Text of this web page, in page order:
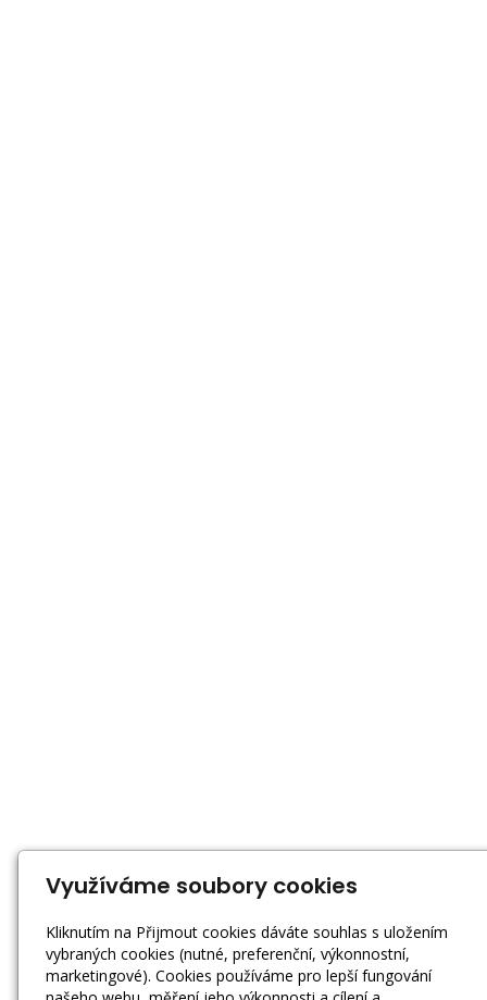
Využíváme soubory cookies
Kliknutím na Přijmout cookies dáváte souhlas s uložením
vybraných cookies (nutné, preferenční, výkonnostní,
marketingové). Cookies používáme pro lepší fungování